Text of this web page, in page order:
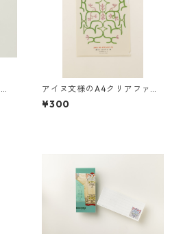
アイヌ文様のA4クリアファイ
ル ポンノ シニアン ロ（白）
¥300